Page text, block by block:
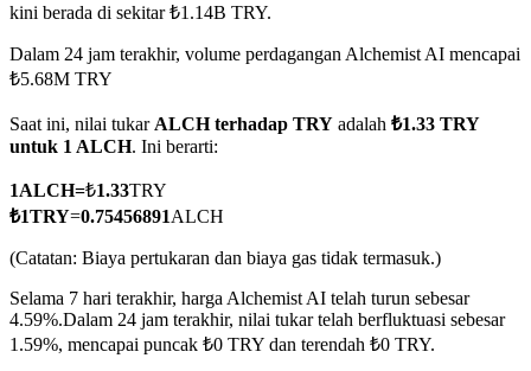
TradFi
USDC Berjangka
kini berada di sekitar ₺1.14B TRY.
Dalam 24 jam terakhir, volume perdagangan Alchemist AI mencapai
₺5.68M TRY
Saat ini, nilai tukar ALCH terhadap TRY adalah ₺1.33 TRY
untuk 1 ALCH. Ini berarti:
1ALCH=₺1.33TRY
₺1TRY=0.75456891ALCH
(Catatan: Biaya pertukaran dan biaya gas tidak termasuk.)
Selama 7 hari terakhir, harga Alchemist AI telah turun sebesar
4.59%.Dalam 24 jam terakhir, nilai tukar telah berfluktuasi sebesar
1.59%, mencapai puncak ₺0 TRY dan terendah ₺0 TRY.